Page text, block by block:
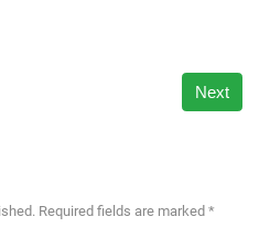
Next
Required fields are marked *